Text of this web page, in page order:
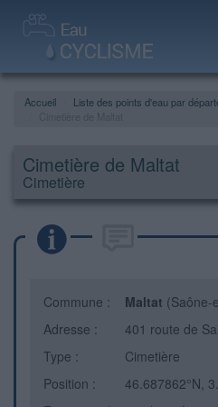
Accueil Liste des points d'eau par
Cimetière de Maltat
Cimetière
Commune : Maltat (Saône-
Adresse :
401 route de
Type :
Cimetière
Position :
46.687862°N,